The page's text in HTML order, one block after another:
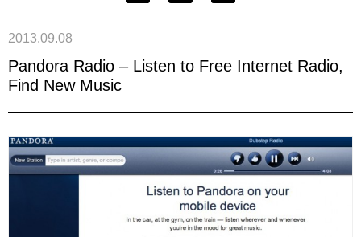
2013.09.08
Pandora Radio – Listen to Free Internet Radio,
Find New Music